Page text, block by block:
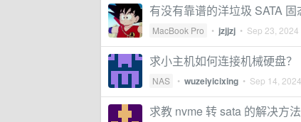
有没有靠谱的洋垃圾 SATA
MacBook Pro • jzjjzj • Sep 23, 2024
求小主机如何连接机械硬盘？
NAS • wuzeiyicixing • Sep 14, 2024
求教 nvme 转 sata 的解决方法